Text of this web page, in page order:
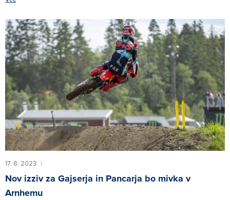
17. 8. 2023 |
Nov izziv za Gajserja in Pancarja bo mivka v
Arnhemu